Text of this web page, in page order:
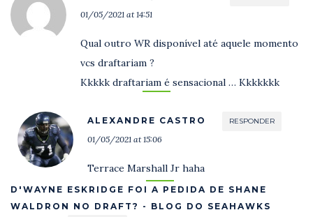
01/05/2021 at 14:51
Qual outro WR disponível até aquele momento
vcs draftariam ?
Kkkkk draftariam é sensacional … Kkkkkkk
ALEXANDRE CASTRO RESPONDER
01/05/2021 at 15:06
Terrace Marshall Jr haha
D'WAYNE ESKRIDGE FOI A PEDIDA DE SHANE
WALDRON NO DRAFT? - BLOG DO SEAHAWKS